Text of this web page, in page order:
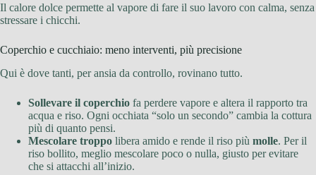
Il calore dolce permette al vapore di fare il suo lavoro con calma, senza
stressare i chicchi.
Coperchio e cucchiaio: meno interventi, più precisione
Qui è dove tanti, per ansia da controllo, rovinano tutto.
Sollevare il coperchio fa perdere vapore e altera il rapporto tra
acqua e riso. Ogni occhiata “solo un secondo” cambia la cottura
più di quanto pensi.
Mescolare troppo libera amido e rende il riso più molle. Per il
riso bollito, meglio mescolare poco o nulla, giusto per evitare
che si attacchi all’inizio.